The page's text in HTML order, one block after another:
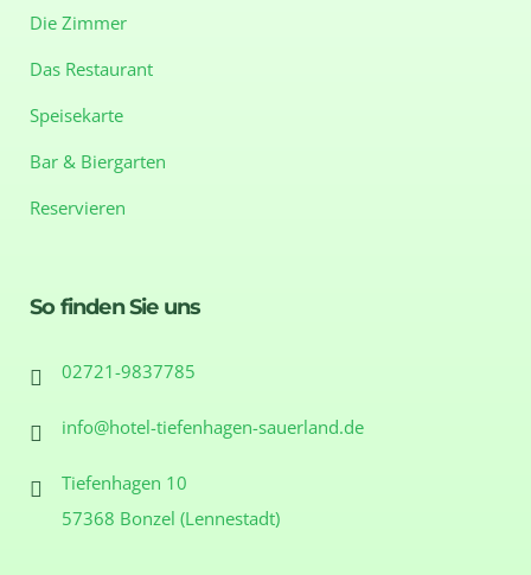
Die Zimmer
Das Restaurant
Speisekarte
Bar & Biergarten
Reservieren
So finden Sie uns
02721-9837785
info@hotel-tiefenhagen-sauerland.de
Tiefenhagen 10
57368 Bonzel (Lennestadt)